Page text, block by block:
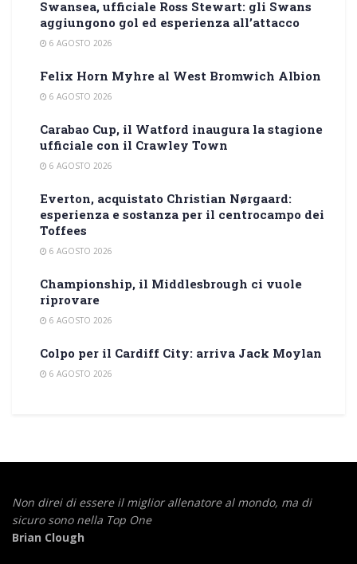
Swansea, ufficiale Ross Stewart: gli Swans
aggiungono gol ed esperienza all’attacco
6 AGOSTO 2026
Felix Horn Myhre al West Bromwich Albion
6 AGOSTO 2026
Carabao Cup, il Watford inaugura la stagione
ufficiale con il Crawley Town
6 AGOSTO 2026
Everton, acquistato Christian Nørgaard:
esperienza e sostanza per il centrocampo dei
Toffees
6 AGOSTO 2026
Championship, il Middlesbrough ci vuole
riprovare
6 AGOSTO 2026
Colpo per il Cardiff City: arriva Jack Moylan
6 AGOSTO 2026
Non direi di essere il miglior allenatore al mondo, ma di
sicuro sono nella Top One
Brian Clough